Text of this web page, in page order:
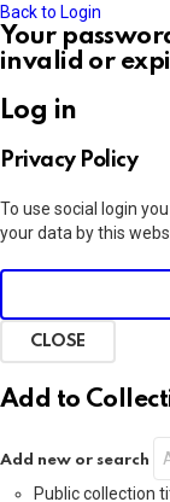
Back to Login
Your
invalid or
Log in
Privacy Policy
To use social login
your data by this
CLOSE
Add to
Add new or search
Public collection